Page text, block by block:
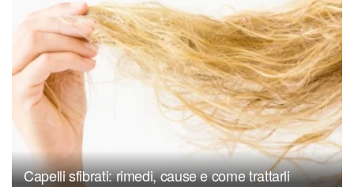
Capelli sfibrati: rimedi, cause e come trattarli